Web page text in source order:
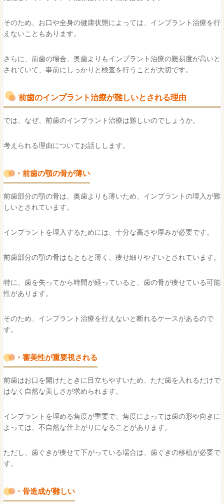
そのため、お口や全身の健康状態によっては、インプラント治療を行
えないこともあります。
さらに、前歯の場合、奥歯よりもインプラント治療の難易度が高いと
されていて、事前にしっかりと検査を行うことが大切です。
前歯のインプラント治療が難しいとされる理由
では、なぜ、前歯のインプラント治療は難しいのでしょうか。
考えられる理由についてお話しします。
・前歯の顎の骨が薄い
前歯部分の顎の骨は、奥歯よりも薄いため、インプラントの埋入が難
しいとされています。
インプラントを埋入するためには、十分な高さや厚みが必要です。
前歯部分の顎の骨はもともと薄く、痩せ細りやすいとされています。
特に、歯を失ってから時間が経っていると、歯の骨が痩せている可能
性があります。
そのため、インプラント治療を行えないと断れるケースがあるので
す。
・審美性が重要視される
前歯はお口を開けたときに目立ちやすいため、ただ歯を入れるだけで
はなく自然な美しさが求められます。
インプラントを埋める角度が重要で、角度によっては歯の形や向きに
よっては、不自然な仕上がりになることがあります。
ただし、歯ぐきが痩せて下がっている場合は、歯ぐきの移植が必要で
す。
・骨造成が難しい